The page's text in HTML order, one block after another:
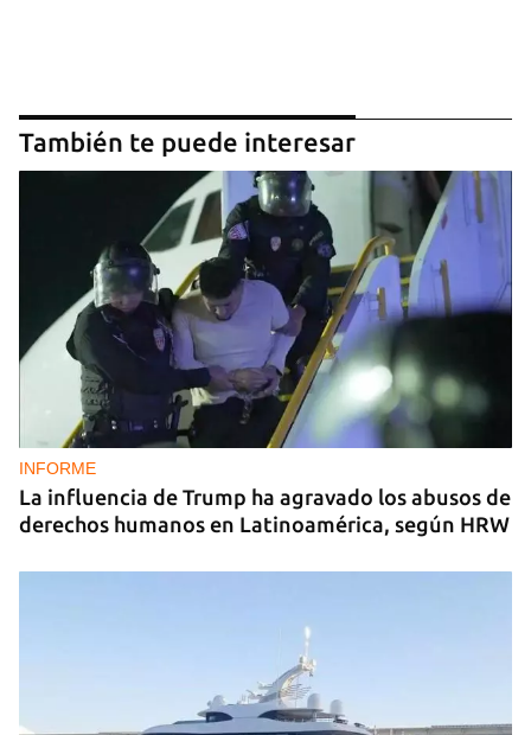
También te puede interesar
INFORME
La influencia de Trump ha agravado los abusos de
derechos humanos en Latinoamérica, según HRW